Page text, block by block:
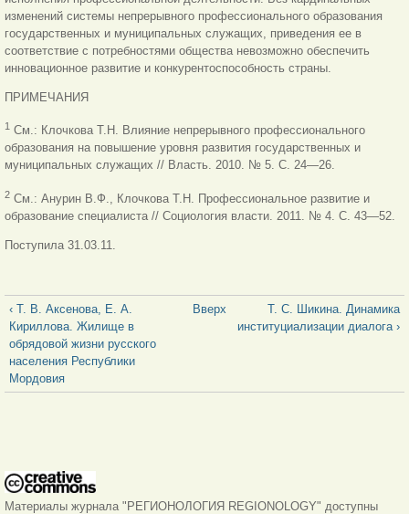
изменений системы непрерывного профессионального образования
государственных и муниципальных служащих, приведения ее в
соответствие с потребностями общества невозможно обеспечить
инновационное развитие и конкурентоспособность страны.
ПРИМЕЧАНИЯ
1 См.: Клочкова Т.Н. Влияние непрерывного профессионального
образования на повышение уровня развития государственных и
муниципальных служащих // Власть. 2010. № 5. С. 24—26.
2 См.: Анурин В.Ф., Клочкова Т.Н. Профессиональное развитие и
образование специалиста // Социология власти. 2011. № 4. С. 43—52.
Поступила 31.03.11.
‹ Т. В. Аксенова, Е. А.
Кириллова. Жилище в
обрядовой жизни русского
населения Республики
Мордовия
Вверх
Т. С. Шикина. Динамика
институциализации диалога ›
Материалы журнала "РЕГИОНОЛОГИЯ REGIONOLOGY" доступны